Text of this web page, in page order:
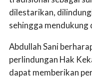
dilestarikan,
sehingga mendukung
Abdullah Sani
perlindungan Hak
dapat memberikan